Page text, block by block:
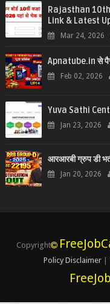
Rajasthan
Link & Latest
Mar 24, 2026
Apnatube.in से पैसे
Feb 02, 2026
Yuva Sathi
Jan 23, 2026
आरआरबी ग्रुप डी
Jan 20, 2026
Copyright
Policy Disclaimer|